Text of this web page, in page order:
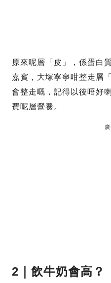
原來呢層「皮」，係蛋白
嘉賓，大塚寧寧咁整走層
會整走嘅，記得以後唔好
費呢層營養。
2｜飲牛奶會高？